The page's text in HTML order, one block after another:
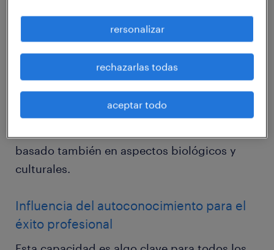
A esta habilidad se le conoce como
inteligencia intrapersonal, un término
acuñado por el psicólogo Howard Gardner en
su Teoría de las inteligencias múltiples en
1983. Esta visión huye de la tradicional
concepción academicista del término
basado también en aspectos biológicos y
culturales.
Influencia del autoconocimiento para el
éxito profesional
rersonalizar
rechazarlas todas
aceptar todo